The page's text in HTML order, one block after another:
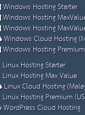
Windows Hosting Starter
Windows Hosting
Windows Hosting
Windows Cloud Hosting
Windows Hosting
Linux Hosting Starter
Linux Hosting Max Value
Linux Cloud Hosting
Linux Hosting Premium
WordPress Cloud Hosting